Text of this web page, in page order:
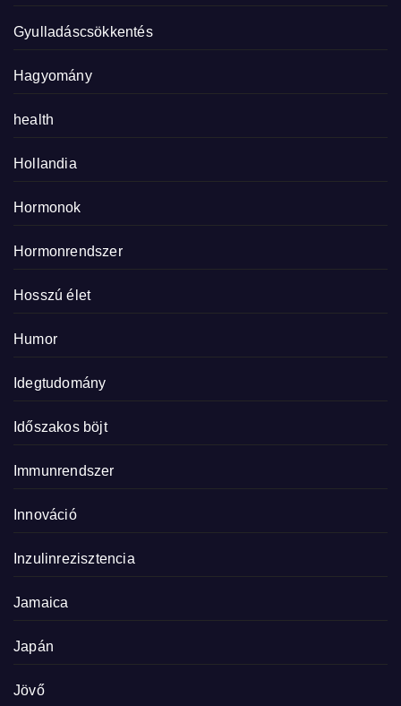
Gyulladáscsökkentés
Hagyomány
health
Hollandia
Hormonok
Hormonrendszer
Hosszú élet
Humor
Idegtudomány
Időszakos böjt
Immunrendszer
Innováció
Inzulinrezisztencia
Jamaica
Japán
Jövő